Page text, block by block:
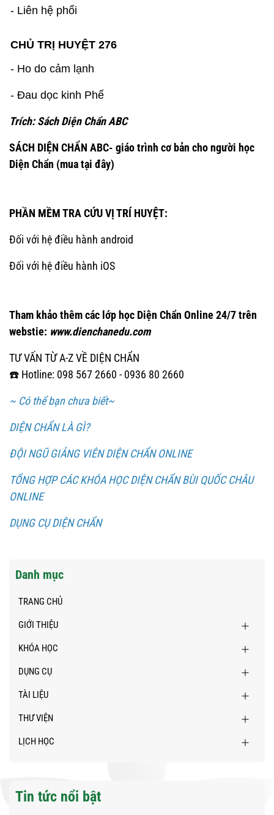
- Liên hệ phổi
CHỦ TRỊ HUYỆT 276
- Ho do cảm lạnh
- Đau dọc kinh Phế
Trích: Sách Diện Chẩn ABC
SÁCH DIỆN CHẨN ABC- giáo trình cơ bản cho người học
Diện Chẩn (mua tại đây)
PHẦN MỀM TRA CỨU VỊ TRÍ HUYỆT:
Đối với hệ điều hành android
Đối với hệ điều hành iOS
Tham khảo thêm các lớp học Diện Chẩn Online 24/7 trên
webstie: www.dienchanedu.com
TƯ VẤN TỪ A-Z VỀ DIỆN CHẨN
☎️ Hotline: 098 567 2660 - 0936 80 2660
~ Có thể bạn chưa biết~
DIỆN CHẨN LÀ GÌ?
ĐỘI NGŨ GIẢNG VIÊN DIỆN CHẨN ONLINE
TỔNG HỢP CÁC KHÓA HỌC DIỆN CHẨN BÙI QUỐC CHÂU
ONLINE
DỤNG CỤ DIỆN CHẨN
Danh mục
TRANG CHỦ
GIỚI THIỆU
KHÓA HỌC
DỤNG CỤ
TÀI LIỆU
THƯ VIỆN
LỊCH HỌC
Tin tức nổi bật